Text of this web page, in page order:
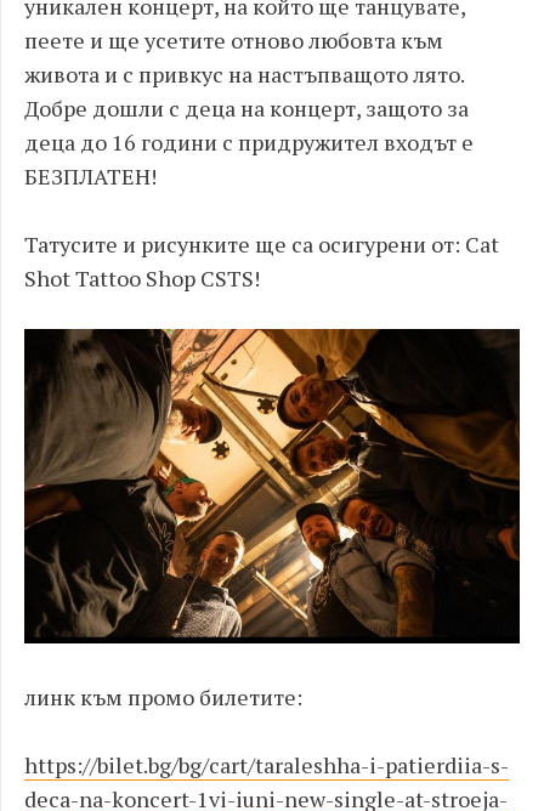
пеете и ще усетите отново любовта към
живота и с привкус на настъпващото лято.
Добре дошли с деца на концерт, защото за
деца до 16 години с придружител входът е
БЕЗПЛАТЕН!
Татусите и рисунките ще са осигурени от: Cat
Shot Tattoo Shop CSTS!
линк към промо билетите:
https://bilet.bg/bg/cart/taraleshha-i-patierdiia-s-
deca-na-koncert-1vi-iuni-new-single-at-stroeja-